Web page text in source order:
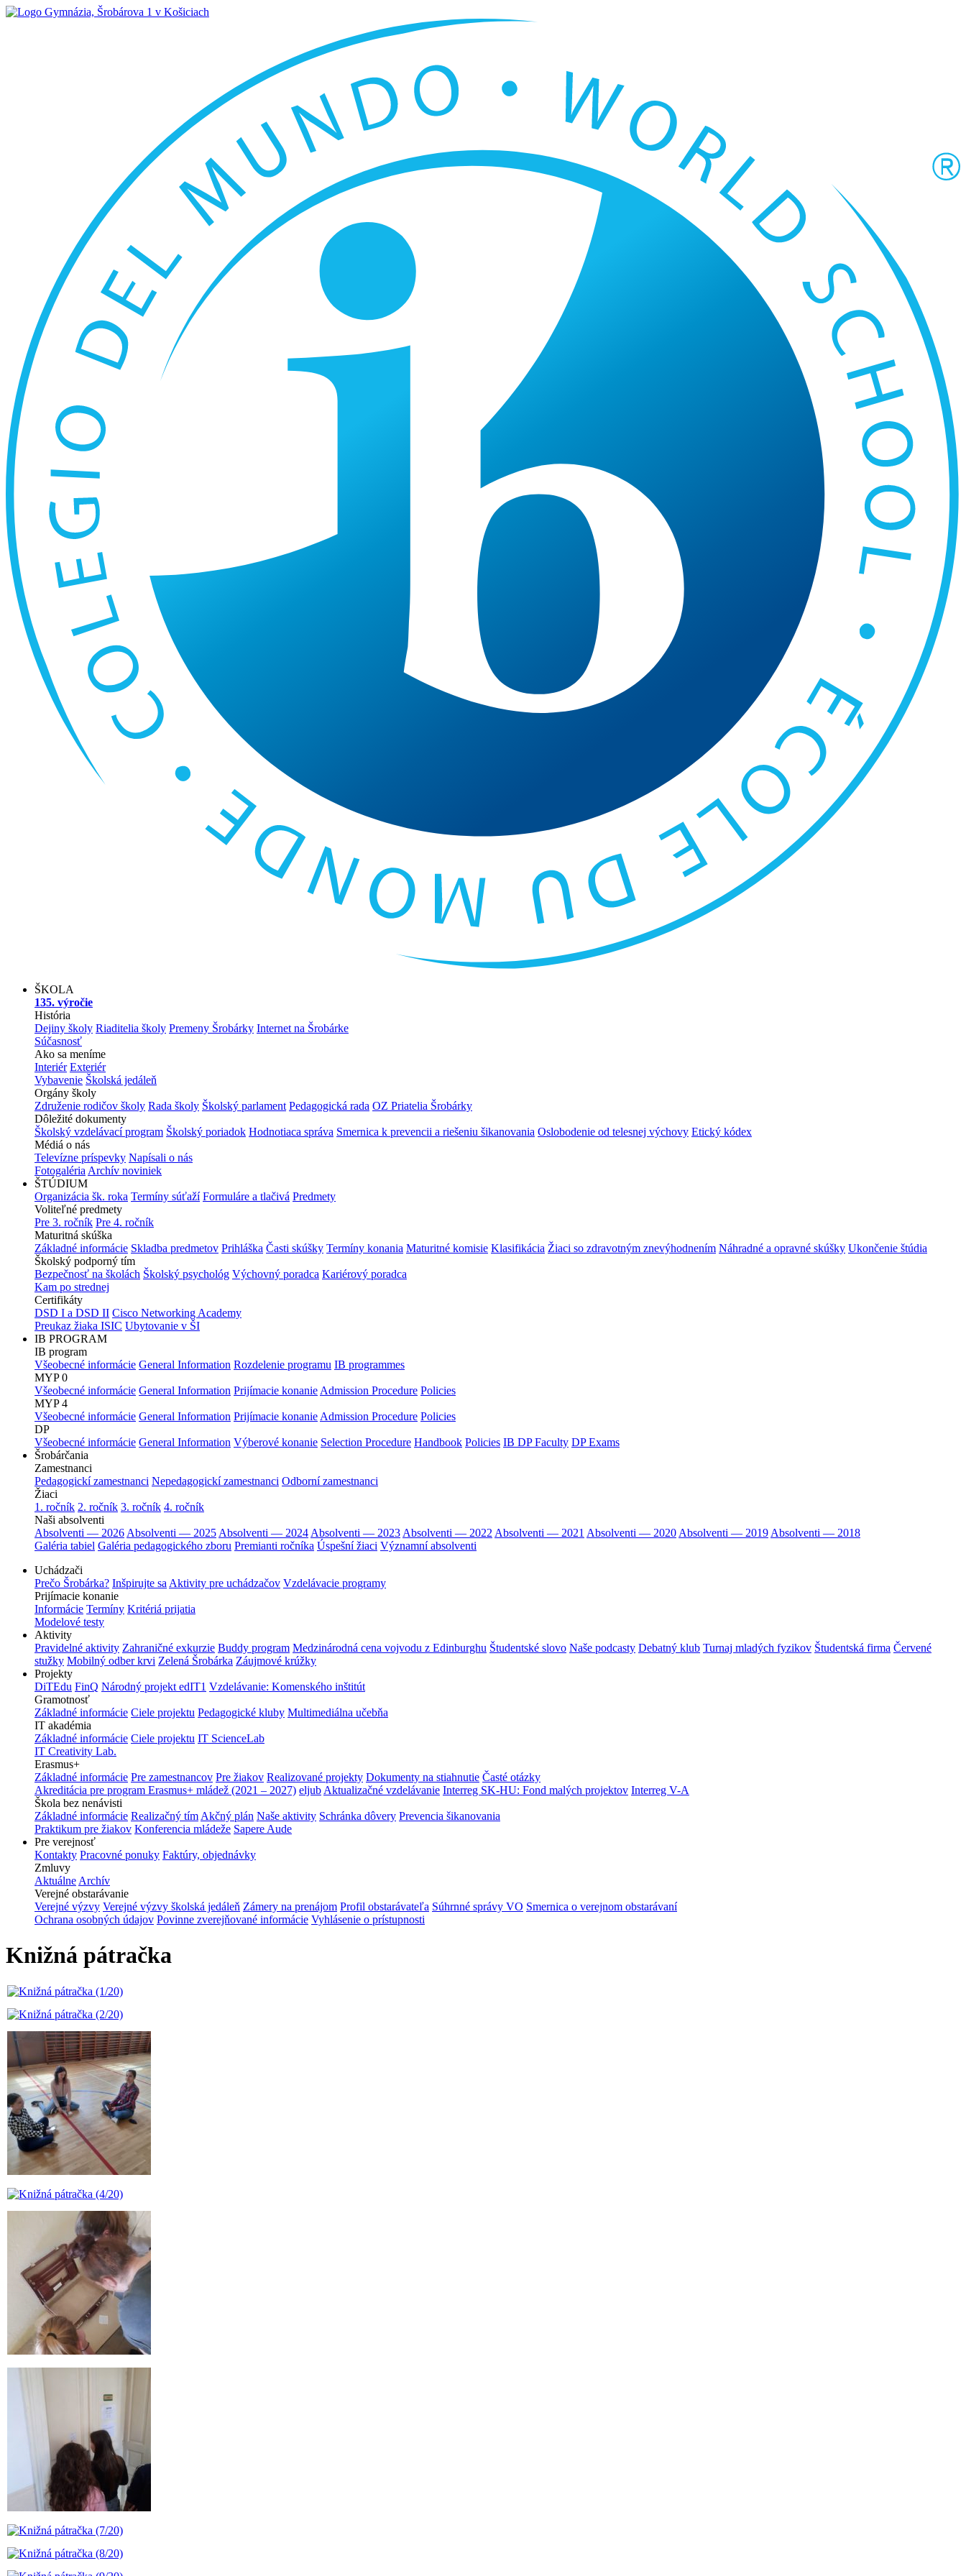
ŠKOLA
135. výročie
História
Dejiny školy Riaditelia školy Premeny Šrobárky Internet na Šrobárke
Súčasnosť
Ako sa meníme
Interiér Exteriér
Vybavenie Školská jedáleň
Orgány školy
Združenie rodičov školy Rada školy Školský parlament Pedagogická rada OZ Priatelia Šrobárky
Dôležité dokumenty
Školský vzdelávací program Školský poriadok Hodnotiaca správa Smernica k prevencii a riešeniu šikanovania Oslobodenie od telesnej výchovy Etický kódex
Médiá o nás
Televízne príspevky Napísali o nás
Fotogaléria Archív noviniek
ŠTÚDIUM
Organizácia šk. roka Termíny súťaží Formuláre a tlačivá Predmety
Voliteľné predmety
Pre 3. ročník Pre 4. ročník
Maturitná skúška
Základné informácie Skladba predmetov Prihláška Časti skúšky Termíny konania Maturitné komisie Klasifikácia Žiaci so zdravotným znevýhodnením Náhradné a opravné skúšky Ukončenie štúdia
Školský podporný tím
Bezpečnosť na školách Školský psychológ Výchovný poradca Kariérový poradca
Kam po strednej
Certifikáty
DSD I a DSD II Cisco Networking Academy
Preukaz žiaka ISIC Ubytovanie v ŠI
IB PROGRAM
IB program
Všeobecné informácie General Information Rozdelenie programu IB programmes
MYP 0
Všeobecné informácie General Information Prijímacie konanie Admission Procedure Policies
MYP 4
Všeobecné informácie General Information Prijímacie konanie Admission Procedure Policies
DP
Všeobecné informácie General Information Výberové konanie Selection Procedure Handbook Policies IB DP Faculty DP Exams
Šrobárčania
Zamestnanci
Pedagogickí zamestnanci Nepedagogickí zamestnanci Odborní zamestnanci
Žiaci
1. ročník 2. ročník 3. ročník 4. ročník
Naši absolventi
Absolventi — 2026 Absolventi — 2025 Absolventi — 2024 Absolventi — 2023 Absolventi — 2022 Absolventi — 2021 Absolventi — 2020 Absolventi — 2019 Absolventi — 2018
Galéria tabiel Galéria pedagogického zboru Premianti ročníka Úspešní žiaci Významní absolventi
Uchádzači
Prečo Šrobárka? Inšpirujte sa Aktivity pre uchádzačov Vzdelávacie programy
Prijímacie konanie
Informácie Termíny Kritériá prijatia
Modelové testy
Aktivity
Pravidelné aktivity Zahraničné exkurzie Buddy program Medzinárodná cena vojvodu z Edinburghu Študentské slovo Naše podcasty Debatný klub Turnaj mladých fyzikov Študentská firma Červené
stužky Mobilný odber krvi Zelená Šrobárka Záujmové krúžky
Projekty
DiTEdu FinQ Národný projekt edIT1 Vzdelávanie: Komenského inštitút
Gramotnosť
Základné informácie Ciele projektu Pedagogické kluby Multimediálna učebňa
IT akadémia
Základné informácie Ciele projektu IT ScienceLab
IT Creativity Lab.
Erasmus+
Základné informácie Pre zamestnancov Pre žiakov Realizované projekty Dokumenty na stiahnutie Časté otázky
Akreditácia pre program Erasmus+ mládež (2021 – 2027) eljub Aktualizačné vzdelávanie Interreg SK-HU: Fond malých projektov Interreg V-A
Škola bez nenávisti
Základné informácie Realizačný tím Akčný plán Naše aktivity Schránka dôvery Prevencia šikanovania
Praktikum pre žiakov Konferencia mládeže Sapere Aude
Pre verejnosť
Kontakty Pracovné ponuky Faktúry, objednávky
Zmluvy
Aktuálne Archív
Verejné obstarávanie
Verejné výzvy Verejné výzvy školská jedáleň Zámery na prenájom Profil obstarávateľa Súhrnné správy VO Smernica o verejnom obstarávaní
Ochrana osobných údajov Povinne zverejňované informácie Vyhlásenie o prístupnosti
Knižná pátračka